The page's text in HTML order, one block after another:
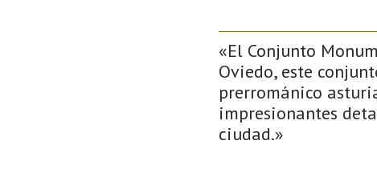
«El Conjunto
Oviedo, este
prerrománico
impresionantes
ciudad.»